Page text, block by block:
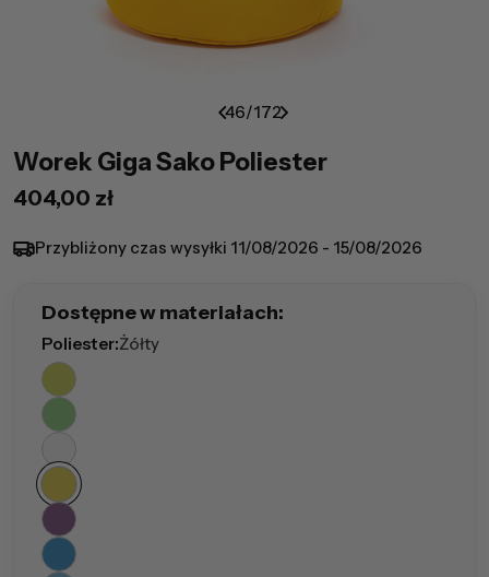
46/172
Worek Giga Sako Poliester
Cena
404,00 zł
Przybliżony czas wysyłki 11/08/2026 - 15/08/2026
Dostępne w materiałach:
Poliester:Żółty